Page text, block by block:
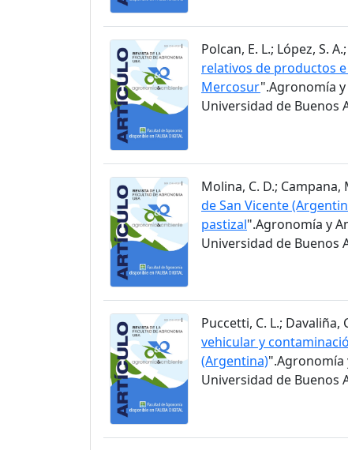
Polcan, E. L.; López, S.
relativos de productos
Mercosur".Agronomía
Universidad de Buenos
Molina, C. D.; Campana,
de San Vicente
pastizal".Agronomía y
Universidad de Buenos
Puccetti, C. L.; Davaliña,
vehicular y
(Argentina)".Agronomía
Universidad de Buenos